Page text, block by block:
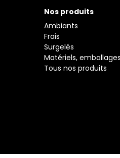
Nos produits
Ambiants
Frais
Surgelés
Matériels,
Tous nos produits